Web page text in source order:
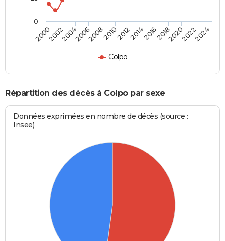
Colpo
2000200220042006200820102012201420162018202020222024
0
Répartition des décès à Colpo par sexe
Données exprimées en nombre de décès (source :
Insee)